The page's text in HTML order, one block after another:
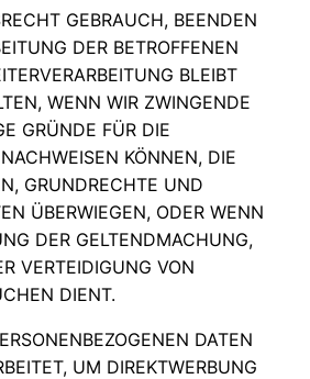
GEBRAUCH, BEENDEN
DER BETROFFENEN
BLEIBT
WENN WIR ZWINGENDE
GRÜNDE FÜR DIE
KÖNNEN, DIE
GRUNDRECHTE UND
ÜBERWIEGEN, ODER WENN
DER GELTENDMACHUNG,
VERTEIDIGUNG VON
DIENT.
DATEN
UM DIREKTWERBUNG